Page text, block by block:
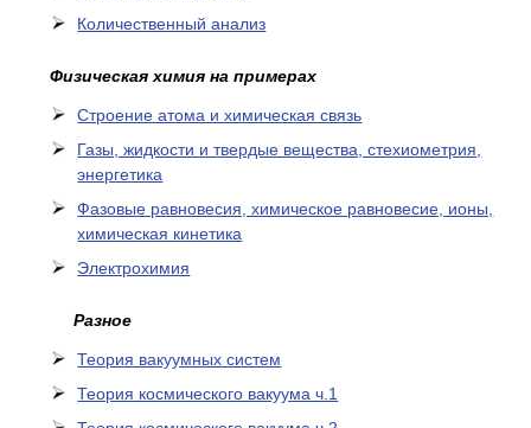
Количественный анализ
Физическая химия на примерах
Cтроение атома и химическая связь
Газы, жидкости и твердые вещества, стехиометрия,
энергетика
Фазовые равновесия, химическое равновесие, ионы,
химическая кинетика
Электрохимия
Разное
Теория вакуумных систем
Теория космического вакуума ч.1